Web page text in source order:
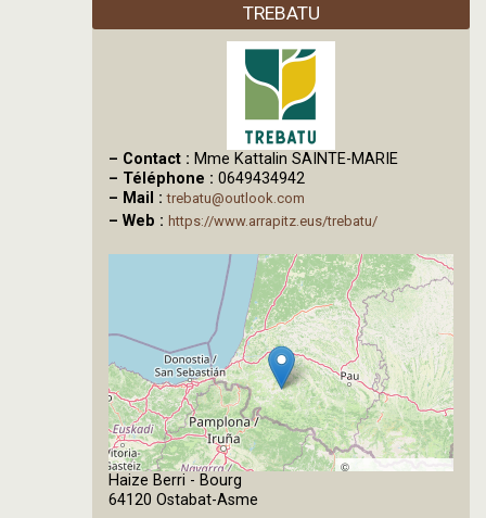
TREBATU
– Contact : Mme Kattalin SAINTE-MARIE
– Téléphone : 0649434942
– Mail :trebatu@outlook.com
– Web : https://www.arrapitz.eus/trebatu/
©
Haize Berri - Bourg
64120 Ostabat-Asme